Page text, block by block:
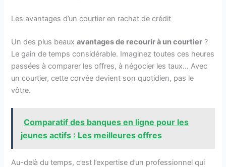
Les avantages d’un courtier en rachat de crédit
Un des plus beauxavantages de recourir à un courtier ?
Le gain de temps considérable. Imaginez toutes ces heures
passées à comparer les offres, à négocier les taux… Avec
un courtier, cette corvée devient son quotidien, pas le
vôtre.
Comparatif des banques en ligne pour les
jeunes actifs : Les meilleures offres
Au-delà du temps, c’est l’expertise d’un professionnel qui